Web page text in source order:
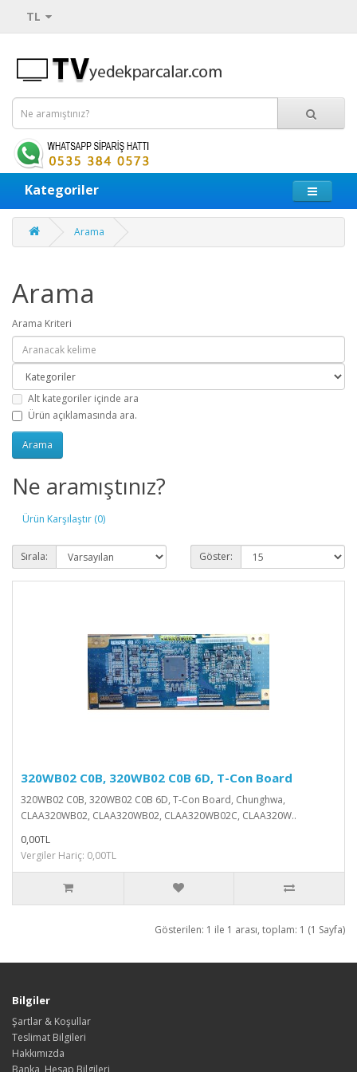
TL
Kategoriler
Arama
Arama
Arama Kriteri
Alt kategoriler içinde ara
Ürün açıklamasında ara.
Ne aramıştınız?
Ürün Karşılaştır (0)
Sırala: Göster:
320WB02 C0B, 320WB02 C0B 6D, T-Con Board
320WB02 C0B, 320WB02 C0B 6D, T-Con Board, Chunghwa,
CLAA320WB02, CLAA320WB02, CLAA320WB02C, CLAA320W..
0,00TL
Vergiler Hariç: 0,00TL
Gösterilen: 1 ile 1 arası, toplam: 1 (1 Sayfa)
Bilgiler
Şartlar & Koşullar
Teslimat Bilgileri
Hakkımızda
Banka, Hesap,Bilgileri